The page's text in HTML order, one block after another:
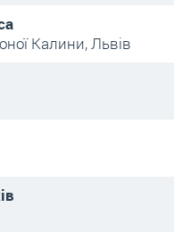
Калини, Львів